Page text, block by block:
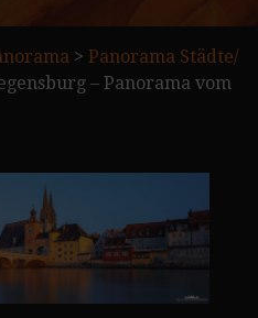
> Panorama Städte/
– Panorama vom